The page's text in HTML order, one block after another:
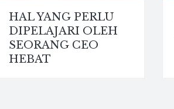
HAL YANG PERLU
DIPELAJARI OLEH
SEORANG CEO
HEBAT